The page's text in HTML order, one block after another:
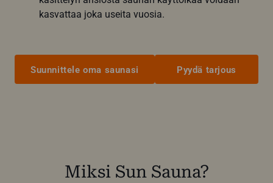
kasvattaa joka useita vuosia.
Suunnittele oma saunasi Pyydä tarjous
Miksi Sun Sauna?